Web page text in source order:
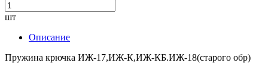
шт
Описание
Пружина крючка ИЖ-17,ИЖ-К,ИЖ-КБ.ИЖ-18(старого обр)